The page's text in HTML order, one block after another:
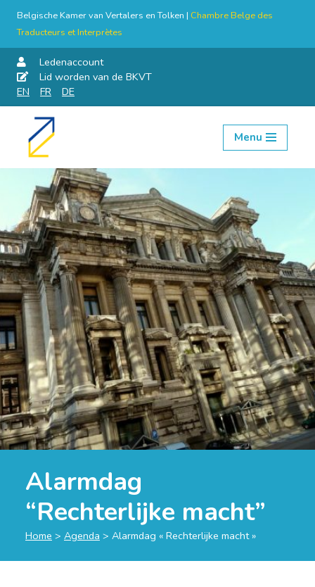
Belgische Kamer van Vertalers en Tolken | Chambre Belge des
Traducteurs et Interprètes
Ledenaccount
Lid worden van de BKVT
EN
FR DE
Skip
Menu
Alarmdag
“Rechterlijke macht”
Home > Agenda > Alarmdag « Rechterlijke macht »